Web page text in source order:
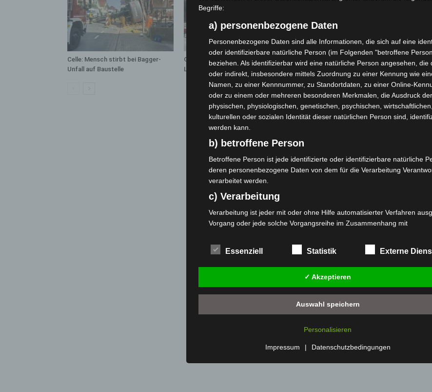
Celle: Mensch stirbt bei Bagger-
Unfall auf Baustelle
Gasleitung bei McDonald’s-Umbau in
Langenhagen beschädigt
Anklage nach Abschaltung von
Begriffe:
a) personenbezogene Daten
Personenbezogene Daten sind alle Informationen, die sich auf eine
oder identifizierbare natürliche Person (im Folgenden "betroffene
beziehen. Als identifizierbar wird eine natürliche Person angesehen, die
oder indirekt, insbesondere mittels Zuordnung zu einer Kennung wie
Namen, zu einer Kennnummer, zu Standortdaten, zu einer Online-
oder zu einem oder mehreren besonderen Merkmalen, die Ausdruck der
physischen, physiologischen, genetischen, psychischen, wirtschaftlichen,
kulturellen oder sozialen Identität dieser natürlichen Person sind,
werden kann.
b) betroffene Person
Betroffene Person ist jede identifizierte oder identifizierbare natürliche
deren personenbezogene Daten von dem für die Verarbeitung
verarbeitet werden.
c) Verarbeitung
Verarbeitung ist jeder mit oder ohne Hilfe automatisierter Verfahren
Vorgang oder jede solche Vorgangsreihe im Zusammenhang mit
das Ordnen, die Speicherung, die Anpassung oder Veränderung, das
das Abfragen, die Verwendung, die Offenlegung durch Übermittlung,
oder eine andere Form der Bereitstellung, den Abgleich oder die
die Einschränkung, das Löschen oder die Vernichtung.
d) Einschränkung der Verarbeitung
Einschränkung der Verarbeitung ist die Markierung gespeicherter
Profiling ist jede Art der automatisierten Verarbeitung
Daten, die darin besteht, dass diese personenbezogenen Daten
werden, um bestimmte persönliche Aspekte, die sich auf eine natürliche
Essenziell Statistik Externe
✓ Akzeptieren
Auswahl speichern
Personalisieren
Impressum | Datenschutzbedingungen